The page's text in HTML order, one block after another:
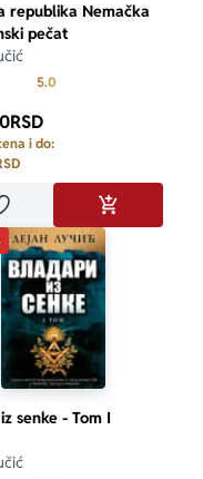
republika Nemačka
pečat
5.0
RSD
i do:
u omiljeneDODAJ U
senke - Tom I